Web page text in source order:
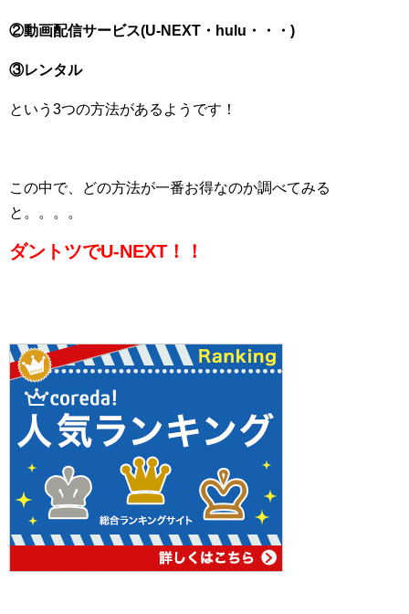
②動画配信サービス(U-NEXT・hulu・・・)
③レンタル
という3つの方法があるようです！
この中で、どの方法が一番お得なのか調べてみる
と。。。。
ダントツでU-NEXT！！